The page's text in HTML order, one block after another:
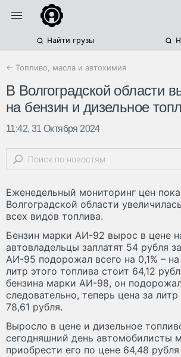
Найти грузы
← Топливо, масла и автохимия
В Волгоградской области
на бензин и дизельное
11:42, 31 Октября 2024
Еженедельный мониторинг цен
Волгоградской области
всех видов топлива.
Бензин марки АИ-92 вырос в цене
автовладельцы заплатят 54 рубля
АИ-95 подорожал всего на 0,1% –
литр этого топлива стоит 64,12
бензина марки АИ-98, он
следовательно, теперь цена за литр
78,61 рубля.
Выросло в цене и дизельное
сегодняшний день автомобилисты
приобрести его по цене 64,48 рубля